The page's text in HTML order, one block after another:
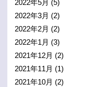
2022年5月 (5)
2022年3月 (2)
2022年2月 (2)
2022年1月 (3)
2021年12月 (2)
2021年11月 (1)
2021年10月 (2)